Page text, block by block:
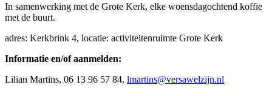
In samenwerking met de Grote Kerk, elke woensdagochtend koffie
met de buurt.
adres: Kerkbrink 4, locatie: activiteitenruimte Grote Kerk
Informatie en/of aanmelden:
Lilian Martins, 06 13 96 57 84, lmartins@versawelzijn.nl